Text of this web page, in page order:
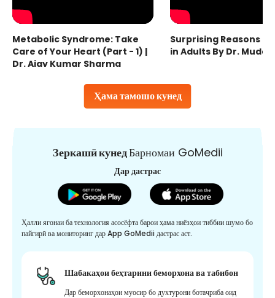
Ҳама тамошо кунед
Metabolic Syndrome: Take
Care of Your Heart (Part - 1) |
Dr. Ajay Kumar Sharma
Surprising Reasons
in Adults By Dr.
Зеркашӣ кунедБарномаи GoMedii
Дар дастрас
Ҳалли ягонаи ба технология асосёфта барои ҳама ниёзҳои тиббии шумо бо
пайгирӣ ва мониторинг дар App GoMedii дастрас аст.
Шабакаҳои беҳтарини беморхона ва табибон
Дар беморхонаҳои муосир бо духтурони ботаҷриба оид